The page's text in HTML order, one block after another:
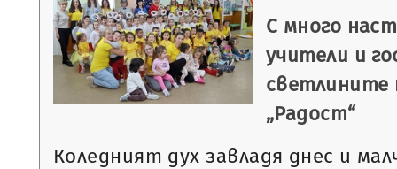
С много
учители и
светлините
„Радост“
Коледният дух завладя днес и